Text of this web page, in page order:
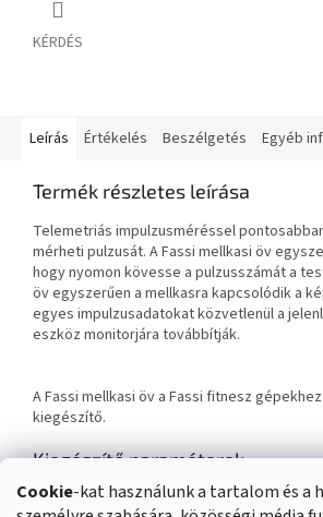
Cookie-kat használunk a tartalom és a
KÉRDÉS
Leírás Értékelés Beszélgetés Egyéb
Termék részletes leírása
Telemetriás impulzusméréssel
mérheti pulzusát. A Fassi mellkasi öv
hogy nyomon kövesse a pulzusszámát a
öv egyszerűen a mellkasra kapcsolódik a
egyes impulzusadatokat közvetlenül a
eszköz monitorjára továbbítják.
A Fassi mellkasi öv a Fassi fitnesz
kiegészítő.
Kiegészítő paraméterek
Kategória:
Mellkasi övek és